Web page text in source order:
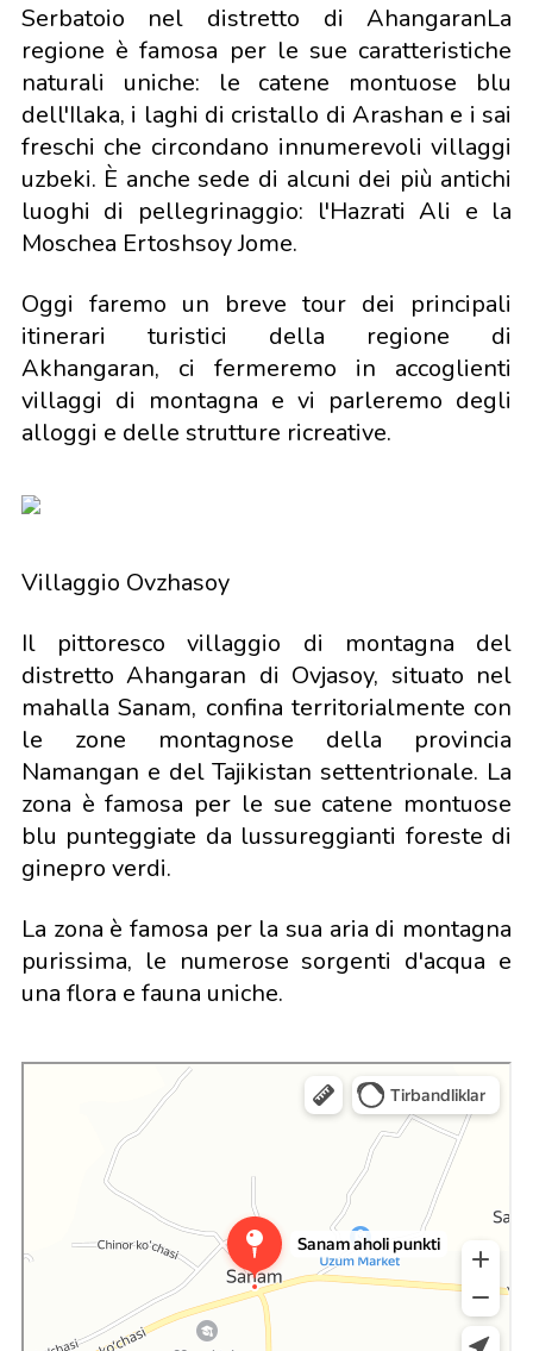
Serbatoio nel distretto di AhangaranLa
regione è famosa per le sue caratteristiche
naturali uniche: le catene montuose blu
dell'Ilaka, i laghi di cristallo di Arashan e i sai
freschi che circondano innumerevoli villaggi
uzbeki. È anche sede di alcuni dei più antichi
luoghi di pellegrinaggio: l'Hazrati Ali e la
Moschea Ertoshsoy Jome.
Oggi faremo un breve tour dei principali
itinerari turistici della regione di
Akhangaran, ci fermeremo in accoglienti
villaggi di montagna e vi parleremo degli
alloggi e delle strutture ricreative.
Villaggio Ovzhasoy
Il pittoresco villaggio di montagna del
distretto Ahangaran di Ovjasoy, situato nel
mahalla Sanam, confina territorialmente con
le zone montagnose della provincia
Namangan e del Tajikistan settentrionale. La
zona è famosa per le sue catene montuose
blu punteggiate da lussureggianti foreste di
ginepro verdi.
La zona è famosa per la sua aria di montagna
purissima, le numerose sorgenti d'acqua e
una flora e fauna uniche.